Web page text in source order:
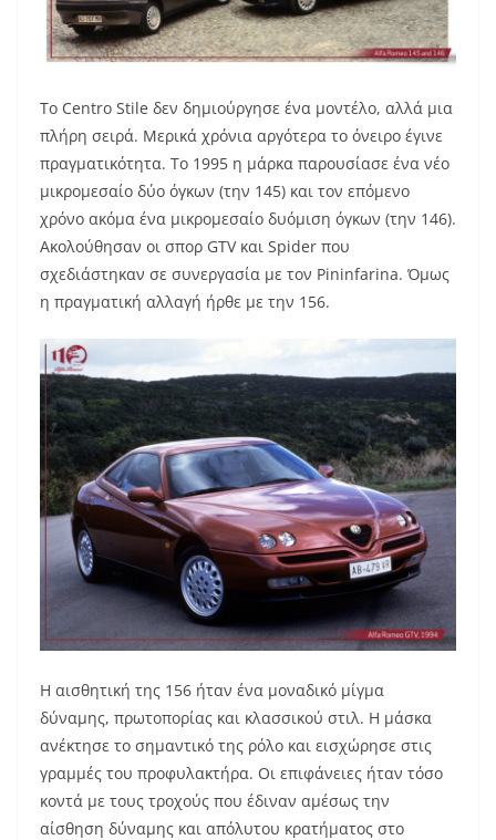
Το Centro Stile δεν δημιούργησε ένα μοντέλο, αλλά μια
πλήρη σειρά. Μερικά χρόνια αργότερα το όνειρο έγινε
πραγματικότητα. Το 1995 η μάρκα παρουσίασε ένα νέο
μικρομεσαίο δύο όγκων (την 145) και τον επόμενο
χρόνο ακόμα ένα μικρομεσαίο δυόμιση όγκων (την 146).
Ακολούθησαν οι σπορ GTV και Spider που
σχεδιάστηκαν σε συνεργασία με τον Pininfarina. Όμως
η πραγματική αλλαγή ήρθε με την 156.
Η αισθητική της 156 ήταν ένα μοναδικό μίγμα
δύναμης, πρωτοπορίας και κλασσικού στιλ. Η μάσκα
ανέκτησε το σημαντικό της ρόλο και εισχώρησε στις
γραμμές του προφυλακτήρα. Οι επιφάνειες ήταν τόσο
κοντά με τους τροχούς που έδιναν αμέσως την
αίσθηση δύναμης και απόλυτου κρατήματος στο